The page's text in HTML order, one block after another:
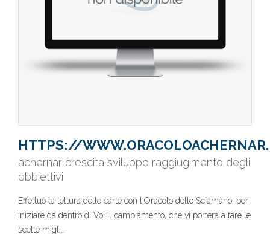
HTTPS://
achernar crescita sviluppo raggiugimento degli
obbiettivi
Effettuo la lettura delle carte con l'Oracolo dello Sciamano, per
iniziare da dentro di Voi il cambiamento, che vi porterà a fare le
scelte migli..